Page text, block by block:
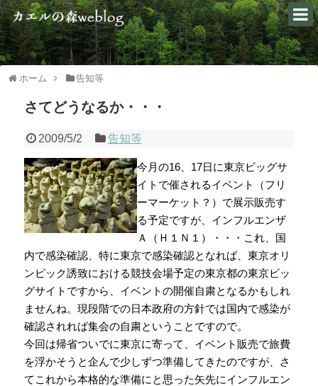
ホーム 告知等
さてどうなるか・・・
2009/5/2 告知等
今月の16、17日に東京ビッグサ
イトで催されるイベント（フリ
ーマーケット？）で展示販売す
る予定ですが、インフルエンザ
Ａ（Ｈ１Ｎ１）・・・これ、国
内で感染確認、特に東京で感染確認となれば、東京オリ
ンピック誘致における競技会場予定の東京都の東京ビッ
グサイトですから、イベントの開催自粛となるかもしれ
ませんね。現段階での日本政府の方針では国内で感染が
確認されれば集会の自粛ということですので。
今回は帰省ついでに東京に寄って、イベント販売で旅費
を浮かそうと企んで少しずつ準備してきたのですが、さ
てこれから本格的な準備にと思った矢先にインフルエン